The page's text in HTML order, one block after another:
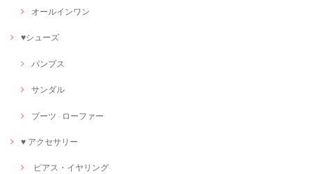
オールインワン
♥シューズ
パンプス
サンダル
ブーツ · ローファー
♥ アクセサリー
ピアス・イヤリング